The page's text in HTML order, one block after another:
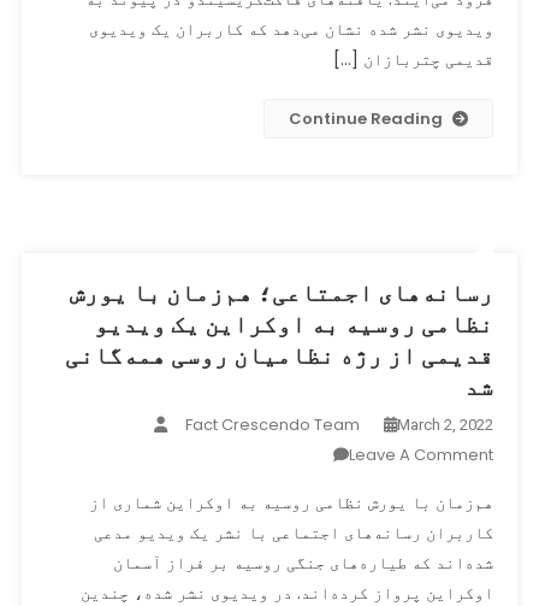
اوکراین
ویدیوی نشر شده نشان می‌دهد که کاربران یک ویدیوی
قدیمی چتربازان […]
Continue Reading
رسانه‌های اجمتاعی؛ هم‌زمان با یورش
نظامی روسیه به اوکراین یک ویدیو
قدیمی از رژه نظامیان روسی همه‌گانی
شد
March 2, 2022
Fact Crescendo Team
Leave A Comment
اجمتاعی؛
هم‌زمان
با
یورش
هم‌زمان با یورش نظامی روسیه به اوکراین شماری از
کاربران رسانه‌های اجتماعی با نشر یک ویدیو مدعی
شده‌اند که طیاره‌های جنگی روسیه بر فراز آسمان
اوکراین پرواز کرده‌اند. در ویدیوی نشر شده، چندین